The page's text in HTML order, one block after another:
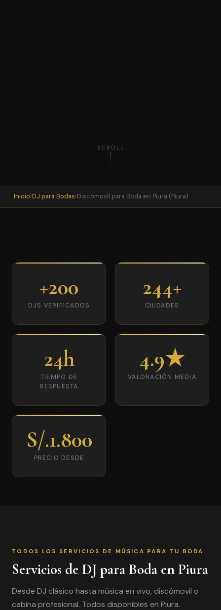
SCROLL
Inicio›DJ para Bodas›Discómovil para Boda en Piura (Piura)
+200
DJS VERIFICADOS
244+
CIUDADES
24h
TIEMPO DE
RESPUESTA
4.9★
VALORACIÓN MEDIA
S/.1.800
PRECIO DESDE
TODOS LOS SERVICIOS DE MÚSICA PARA TU BODA
Servicios de DJ para Boda en Piura
Desde DJ clásico hasta música en vivo, discómovil o
cabina profesional. Todos disponibles en Piura.